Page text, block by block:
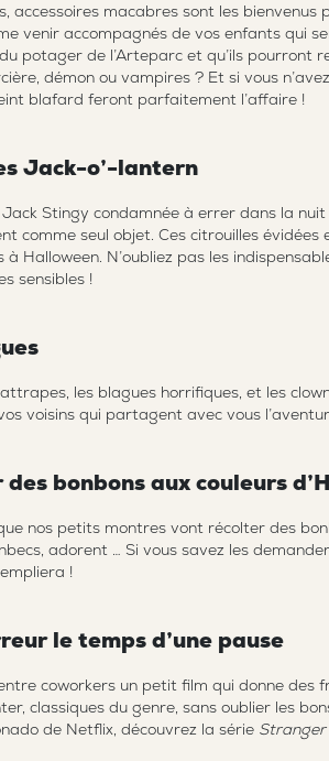
accessoires macabres sont les bienvenus
venir accompagnés de vos enfants qui
potager de l’Arteparc et qu’ils pourront
démon ou vampires ? Et si vous
blafard feront parfaitement l’affaire !
Jack-o’-lantern
Stingy condamnée à errer dans la
comme seul objet. Ces citrouilles évidées
Halloween. N’oubliez pas les
sensibles !
les blagues horrifiques, et les
voisins qui partagent avec vous
bonbons aux couleurs
nos petits montres vont récolter des
adorent … Si vous savez les
!
le temps d’une pause
coworkers un petit film qui donne des
classiques du genre, sans oublier les
de Netflix, découvrez la série Stranger